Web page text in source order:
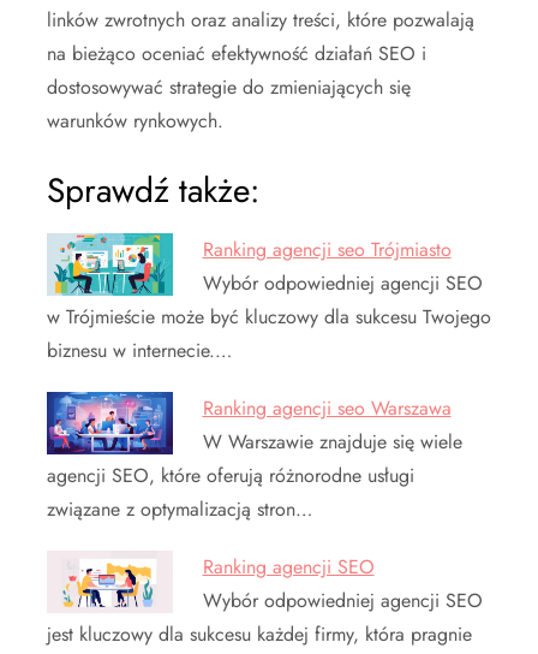
linków zwrotnych oraz analizy treści, które pozwalają
na bieżąco oceniać efektywność działań SEO i
dostosowywać strategie do zmieniających się
warunków rynkowych.
Sprawdź także:
Ranking agencji seo Trójmiasto
Wybór odpowiedniej agencji SEO
w Trójmieście może być kluczowy dla sukcesu Twojego
biznesu w internecie.…
Ranking agencji seo Warszawa
W Warszawie znajduje się wiele
agencji SEO, które oferują różnorodne usługi
związane z optymalizacją stron…
Ranking agencji SEO
Wybór odpowiedniej agencji SEO
jest kluczowy dla sukcesu każdej firmy, która pragnie